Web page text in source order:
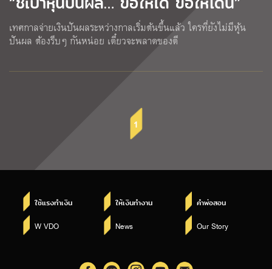
เทศกาลจ่ายเงินปันผลระหว่างกาลเริ่มต้นขึ้นแล้ว ใครที่ยังไม่มีหุ้น
ปันผล ต้องรีบๆ กันหน่อย เดี๋ยวจะพลาดของดี
1
ใช้แรงทำเงิน ให้เงินทำงาน คำพ่อสอน
W VDO News Our Story